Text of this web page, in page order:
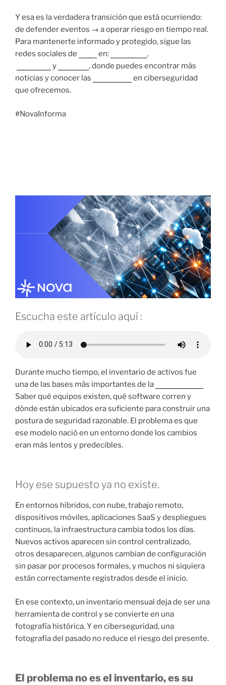
Y esa es la verdadera transición que está ocurriendo:
de defender eventos → a operar riesgo en tiempo real.
Para mantenerte informado y protegido, sigue las
redes sociales de
en:
,
y
, donde puedes encontrar más
noticias y conocer las
en ciberseguridad
que ofrecemos.
#NovaInforma
Escucha este artículo aquí :
Durante mucho tiempo, el inventario de activos fue
una de las bases más importantes de la
Saber qué equipos existen, qué software corren y
dónde están ubicados era suficiente para construir una
postura de seguridad razonable. El problema es que
ese modelo nació en un entorno donde los cambios
eran más lentos y predecibles.
Hoy ese supuesto ya no existe.
En entornos híbridos, con nube, trabajo remoto,
dispositivos móviles, aplicaciones SaaS y despliegues
continuos, la infraestructura cambia todos los días.
Nuevos activos aparecen sin control centralizado,
otros desaparecen, algunos cambian de configuración
sin pasar por procesos formales, y muchos ni siquiera
están correctamente registrados desde el inicio.
En ese contexto, un inventario mensual deja de ser una
herramienta de control y se convierte en una
fotografía histórica. Y en ciberseguridad, una
fotografía del pasado no reduce el riesgo del presente.
El problema no es el inventario, es su